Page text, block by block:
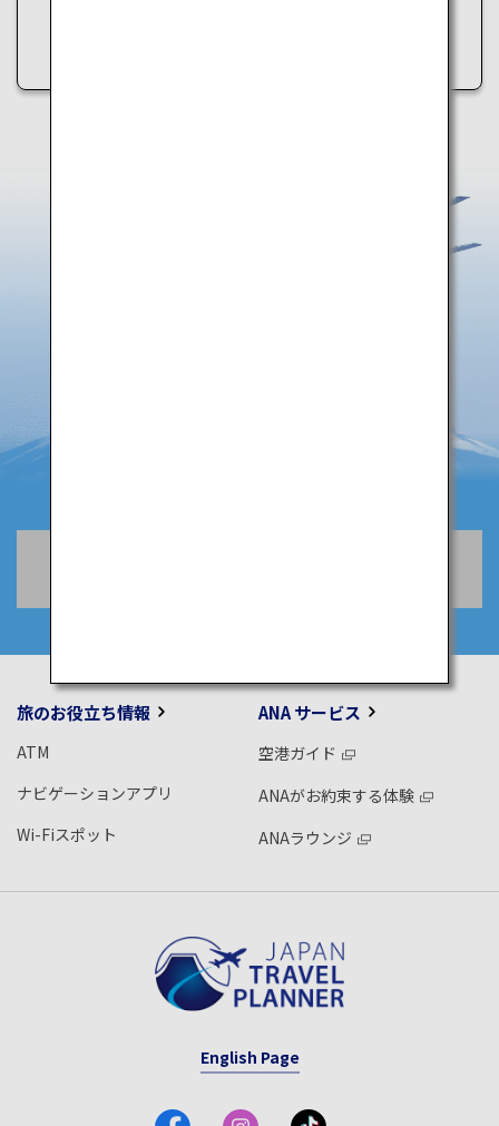
旅のお役立ち情報
ATM
ナビゲーションアプリ
Wi-Fiスポット
ANA サービス
空港ガイド
ANAがお約束する体験
ANAラウンジ
English Page